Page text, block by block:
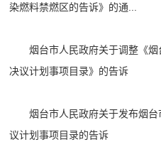
染燃料禁燃区的告诉》的通...
烟台市人民政府关于调整《烟
决议计划事项目录》的告诉
烟台市人民政府关于发布烟台
议计划事项目录的告诉